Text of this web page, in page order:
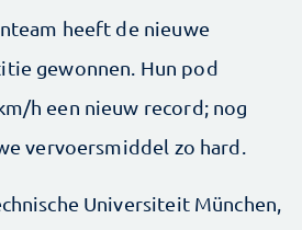
heeft de nieuwe
gewonnen. Hun pod
h een nieuw record; nog
vervoersmiddel zo hard.
Universiteit München,